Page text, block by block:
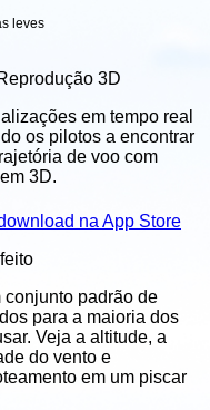
leves
3D
em tempo real
os pilotos a encontrar
de voo com
3D.
na App Store
conjunto padrão de
para a maioria dos
Veja a altitude, a
do vento e
em um piscar